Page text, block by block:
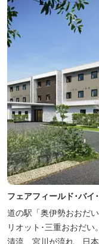
フェアフィールド･バ
道の駅「奥伊勢おおだ
リオット･三重おおだ
清流、宮川が流れ、日